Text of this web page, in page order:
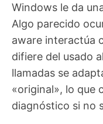
Windows le da
Algo parecido
aware interactúa
difiere del usado
llamadas se
«original», lo que
diagnóstico si no